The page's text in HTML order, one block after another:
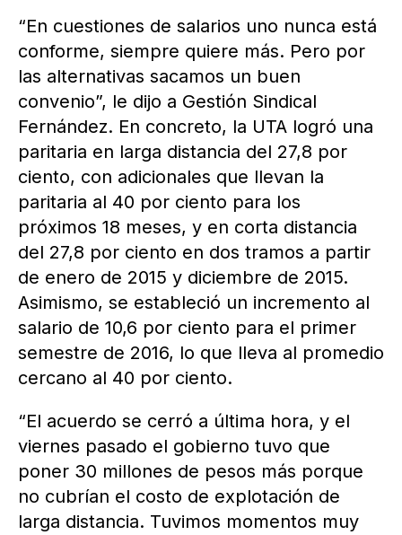
“En cuestiones de salarios uno nunca está
conforme, siempre quiere más. Pero por
las alternativas sacamos un buen
convenio”, le dijo a Gestión Sindical
Fernández. En concreto, la UTA logró una
paritaria en larga distancia del 27,8 por
ciento, con adicionales que llevan la
paritaria al 40 por ciento para los
próximos 18 meses, y en corta distancia
del 27,8 por ciento en dos tramos a partir
de enero de 2015 y diciembre de 2015.
Asimismo, se estableció un incremento al
salario de 10,6 por ciento para el primer
semestre de 2016, lo que lleva al promedio
cercano al 40 por ciento.
“El acuerdo se cerró a última hora, y el
viernes pasado el gobierno tuvo que
poner 30 millones de pesos más porque
no cubrían el costo de explotación de
larga distancia. Tuvimos momentos muy